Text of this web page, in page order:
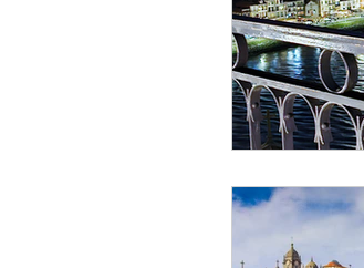
Szlaki i